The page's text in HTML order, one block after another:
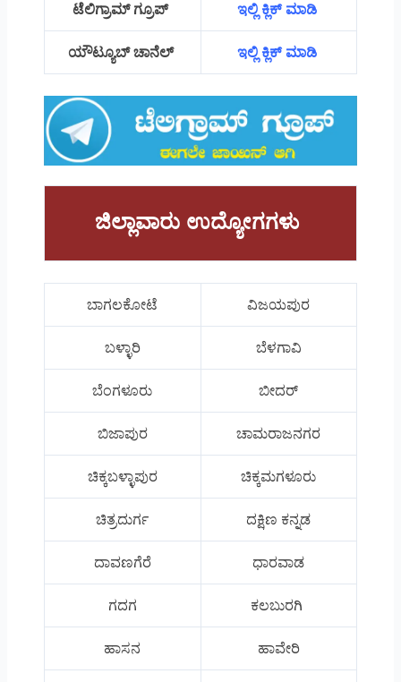
ಟೆಲಿಗ್ರಾಮ್ ಗ್ರೂಪ್ ಇಲ್ಲಿ ಕ್ಲಿಕ್ ಮಾಡಿ
ಯೌಟ್ಯೂಬ್ ಚಾನೆಲ್ ಇಲ್ಲಿ ಕ್ಲಿಕ್ ಮಾಡಿ
ಜಿಲ್ಲಾವಾರು ಉದ್ಯೋಗಗಳು
ಬಾಗಲಕೋಟೆ ವಿಜಯಪುರ
ಬಳ್ಳಾರಿ ಬೆಳಗಾವಿ
ಬೆಂಗಳೂರು ಬೀದರ್
ಬಿಜಾಪುರ ಚಾಮರಾಜನಗರ
ಚಿಕ್ಕಬಳ್ಳಾಪುರ ಚಿಕ್ಕಮಗಳೂರು
ಚಿತ್ರದುರ್ಗ ದಕ್ಷಿಣ ಕನ್ನಡ
ದಾವಣಗೆರೆ ಧಾರವಾಡ
ಗದಗ ಕಲಬುರಗಿ
ಹಾಸನ ಹಾವೇರಿ